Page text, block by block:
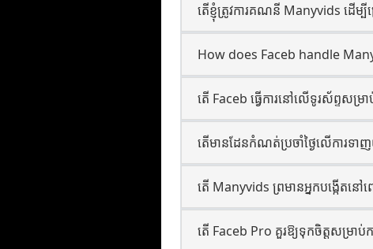
តើខ្ញុំត្រូវការគណនី Manyvids ដើម្បី
How does Faceb handle
តើ Faceb ធ្វើការនៅលើទូរស័ព្ទសម្
តើមានដែនកំណត់ប្រចាំថ្ងៃលើការ
តើ Manyvids ព្រមានអ្នកបង្កើតនៅ
តើ Faceb Pro គួរឱ្យទុកចិត្តសម្រាប់